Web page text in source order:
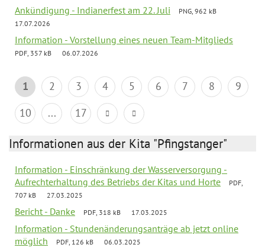
Ankündigung - Indianerfest am 22. Juli
PNG, 962 kB
17.07.2026
Information - Vorstellung eines neuen Team-Mitglieds
PDF, 357 kB 06.07.2026
1 2 3 4 5 6 7 8
9
10
... 17
Informationen aus der Kita "Pfingstanger"
Information - Einschränkung der Wasserversorgung -
Aufrechterhaltung des Betriebs der Kitas und Horte
PDF,
707 kB
27.03.2025
Bericht - Danke PDF, 318 kB 17.03.2025
Information - Stundenänderungsanträge ab jetzt online
möglich
PDF, 126 kB 06.03.2025